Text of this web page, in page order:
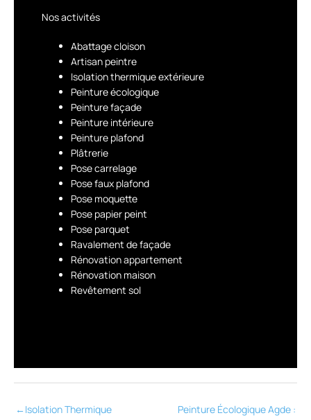
Nos activités
Abattage cloison
Artisan peintre
Isolation thermique extérieure
Peinture écologique
Peinture façade
Peinture intérieure
Peinture plafond
Plâtrerie
Pose carrelage
Pose faux plafond
Pose moquette
Pose papier peint
Pose parquet
Ravalement de façade
Rénovation appartement
Rénovation maison
Revêtement sol
←Isolation Thermique
Peinture Écologique Agde :